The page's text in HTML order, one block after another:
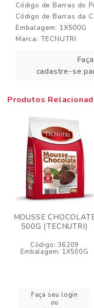
Código de Barras do
Código de Barras da
Embalagem: 1X500G
Marca: TECNUTRI
cadastre-se
Produtos
MOUSSE
500G (TECNUTRI)
Código: 36209
Embalagem: 1X500G
Faça seu login
ou